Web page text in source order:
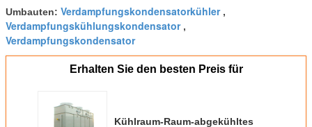
Umbauten: Verdampfungskondensatorkühler,
Verdampfungskühlungskondensator,
Verdampfungskondensator
Erhalten Sie den besten Preis für
Kühlraum-Raum-abgekühltes